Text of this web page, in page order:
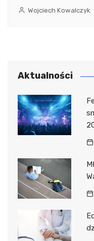
Wojciech Kowalczyk
Aktualności